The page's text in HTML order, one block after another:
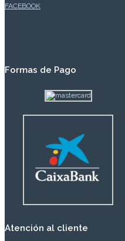
FACEBOOK
Formas de Pago
Atención al cliente